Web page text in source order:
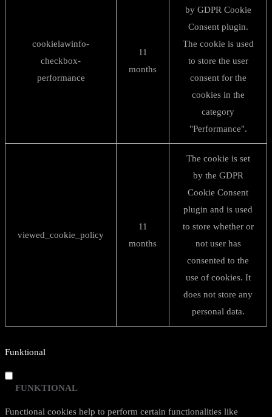
cookielawinfo-
checkbox-
performance
11
months
by GDPR Cookie
Consent plugin.
The cookie is used
to store the user
consent for the
cookies in the
category
"Performance".
viewed_cookie_policy
11
months
The cookie is set
by the GDPR
Cookie Consent
plugin and is used
to store whether or
not user has
consented to the
use of cookies. It
does not store any
personal data.
Funktional
FUNKTIONAL
Functional cookies help to perform certain functionalities like